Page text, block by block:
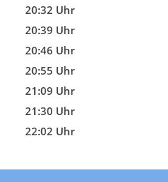
20:32 Uhr
20:39 Uhr
20:46 Uhr
20:55 Uhr
21:09 Uhr
21:30 Uhr
22:02 Uhr